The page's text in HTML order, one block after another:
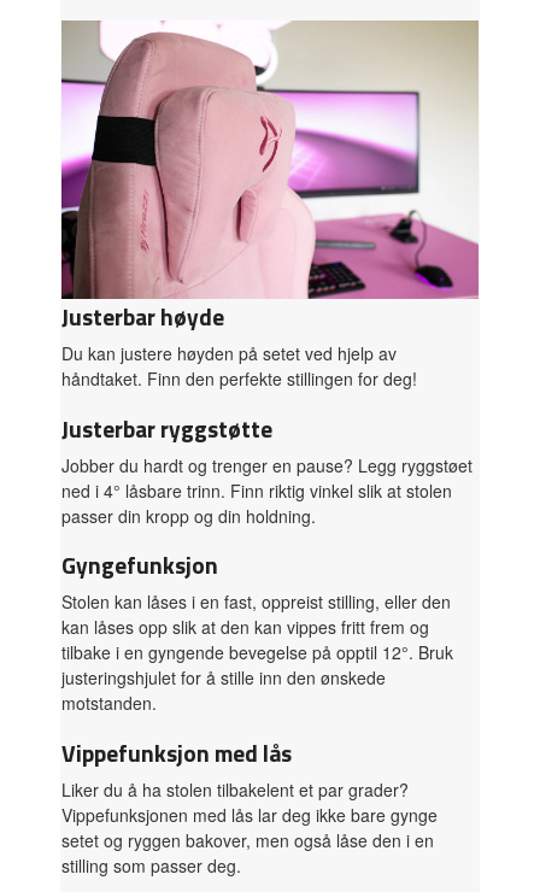
Justerbar høyde
Du kan justere høyden på setet ved hjelp av
håndtaket. Finn den perfekte stillingen for deg!
Justerbar ryggstøtte
Jobber du hardt og trenger en pause? Legg ryggstøet
ned i 4° låsbare trinn. Finn riktig vinkel slik at stolen
passer din kropp og din holdning.
Gyngefunksjon
Stolen kan låses i en fast, oppreist stilling, eller den
kan låses opp slik at den kan vippes fritt frem og
tilbake i en gyngende bevegelse på opptil 12°. Bruk
justeringshjulet for å stille inn den ønskede
motstanden.
Vippefunksjon med lås
Liker du å ha stolen tilbakelent et par grader?
Vippefunksjonen med lås lar deg ikke bare gynge
setet og ryggen bakover, men også låse den i en
stilling som passer deg.